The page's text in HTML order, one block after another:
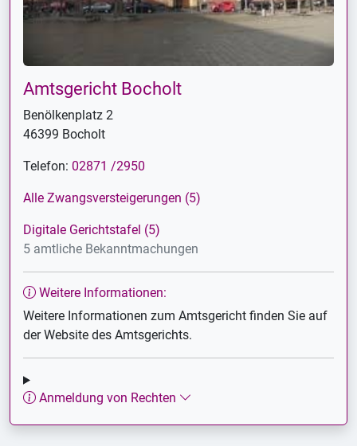
Amtsgericht Bocholt
Benölkenplatz 2
46399 Bocholt
Telefon: 02871 /2950
Alle Zwangsversteigerungen (5)
Digitale Gerichtstafel (5)
5 amtliche Bekanntmachungen
Weitere Informationen:
Weitere Informationen zum Amtsgericht finden Sie auf
der Website des Amtsgerichts.
Anmeldung von Rechten